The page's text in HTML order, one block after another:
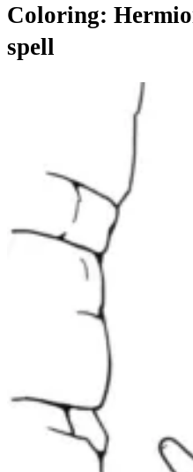
FRANÇAIS
Coloring:
spell